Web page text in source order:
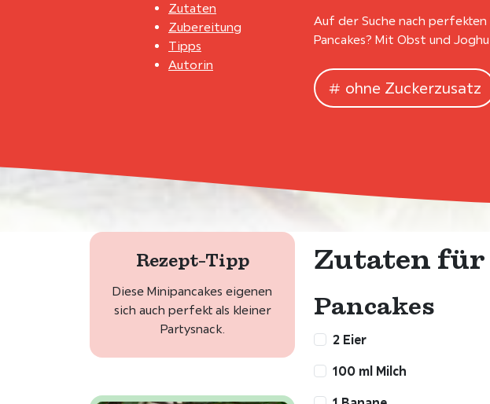
Zutaten
Zubereitung
Tipps
Autorin
Auf der Suche nach
Pancakes? Mit Obst und
ohne Zuckerzusatz
Zutaten für
Pancakes
2 Eier
100 ml Milch
Rezept-Tipp
Diese Minipancakes eigenen
sich auch perfekt als kleiner
Partysnack.